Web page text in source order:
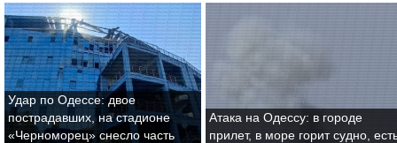
Удар по Одессе: двое
пострадавших, на стадионе
«Черноморец» снесло часть
Атака на Одессу: в городе
прилет, в море горит судно,